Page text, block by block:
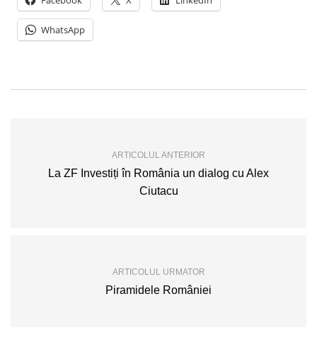
WhatsApp
ARTICOLUL ANTERIOR
La ZF Investiți în România un dialog cu Alex
Ciutacu
ARTICOLUL URMATOR
Piramidele României